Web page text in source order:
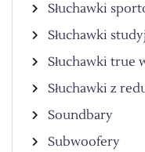
Słuchawki
Słuchawki
Słuchawki true
Słuchawki z
Soundbary
Subwoofery